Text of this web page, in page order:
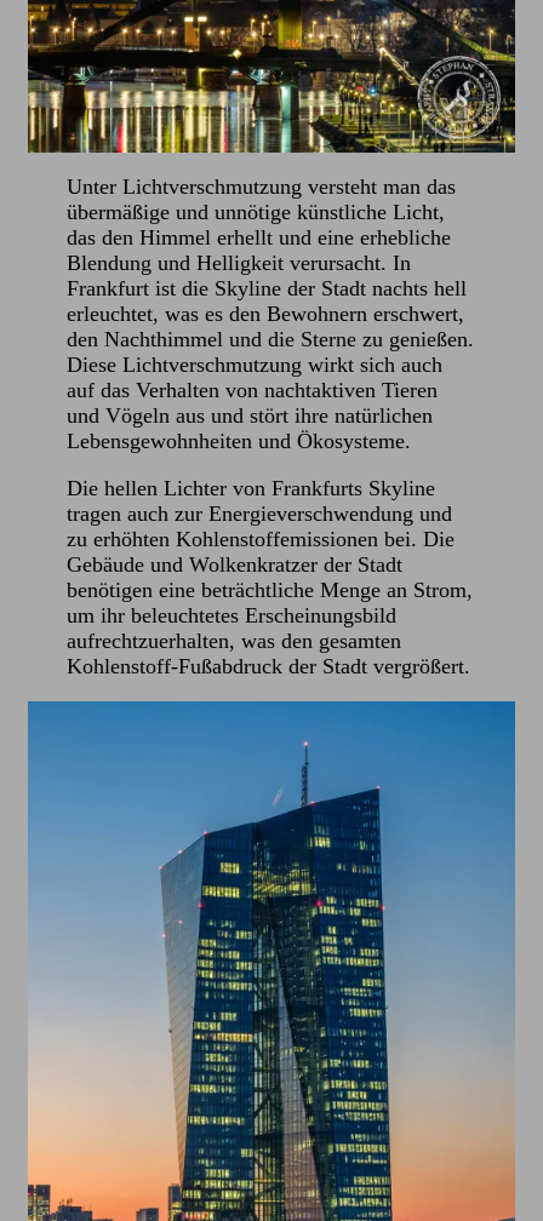
Unter Lichtverschmutzung versteht man das
übermäßige und unnötige künstliche Licht,
das den Himmel erhellt und eine erhebliche
Blendung und Helligkeit verursacht. In
Frankfurt ist die Skyline der Stadt nachts hell
erleuchtet, was es den Bewohnern erschwert,
den Nachthimmel und die Sterne zu genießen.
Diese Lichtverschmutzung wirkt sich auch
auf das Verhalten von nachtaktiven Tieren
und Vögeln aus und stört ihre natürlichen
Lebensgewohnheiten und Ökosysteme.
Die hellen Lichter von Frankfurts Skyline
tragen auch zur Energieverschwendung und
zu erhöhten Kohlenstoffemissionen bei. Die
Gebäude und Wolkenkratzer der Stadt
benötigen eine beträchtliche Menge an Strom,
um ihr beleuchtetes Erscheinungsbild
aufrechtzuerhalten, was den gesamten
Kohlenstoff-Fußabdruck der Stadt vergrößert.